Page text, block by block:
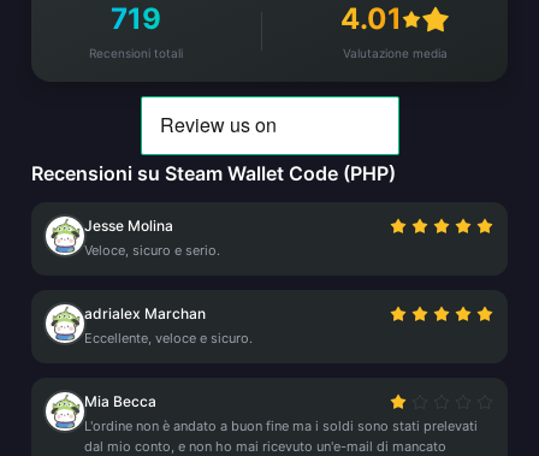
719
Recensioni totali
4.01
Valutazione media
Recensioni su Steam Wallet Code (PHP)
Jesse Molina
Veloce, sicuro e serio.
adrialex Marchan
Eccellente, veloce e sicuro.
Mia Becca
L'ordine non è andato a buon fine ma i soldi sono stati prelevati
dal mio conto, e non ho mai ricevuto un'e-mail di mancato